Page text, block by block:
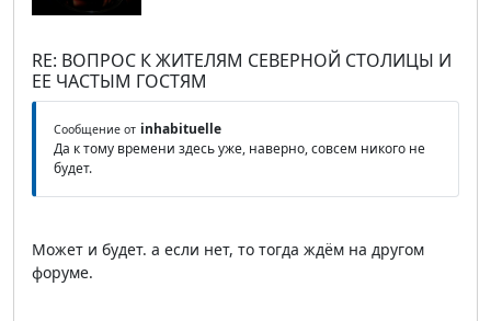
RE: ВОПРОС К ЖИТЕЛЯМ СЕВЕРНОЙ СТОЛИЦЫ И
ЕЕ ЧАСТЫМ ГОСТЯМ
Сообщение от inhabituelle
Да к тому времени здесь уже, наверно, совсем никого не
будет.
Может и будет. а если нет, то тогда ждём на другом
форуме.